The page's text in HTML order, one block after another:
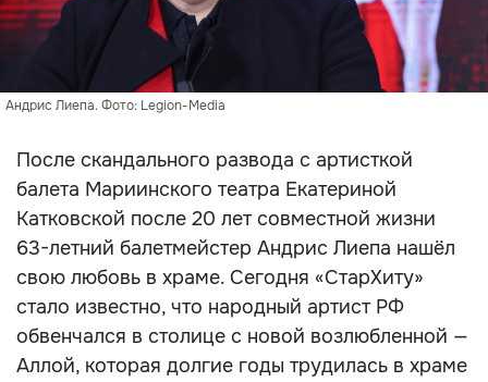
Андрис Лиепа. Фото: Legion-Media
После скандального развода с артисткой
балета Мариинского театра Екатериной
Катковской после 20 лет совместной жизни
63-летний балетмейстер Андрис Лиепа нашёл
свою любовь в храме. Сегодня «СтарХиту»
стало известно, что народный артист РФ
обвенчался в столице с новой возлюбленной —
Аллой, которая долгие годы трудилась в храме